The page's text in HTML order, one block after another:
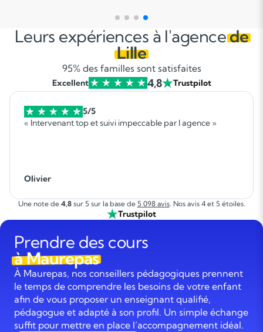
Leurs expériences à l'agencede
Lille
95% des familles sont satisfaites
Excellent 4,8 Trustpilot
5/5
« Intervenant top et suivi impeccable par l agence »
Olivier
Une note de 4,8sur 5 sur la base de 5 098 avis. Nos avis 4 et 5 étoiles.
Trustpilot
Prendre des cours
à Maurepas
À Maurepas, nos conseillers pédagogiques prennent
le temps de comprendre les besoins de votre enfant
afin de vous proposer un enseignant qualifié,
pédagogue et adapté à son profil. Un simple échange
suffit pour mettre en place l’accompagnement idéal.